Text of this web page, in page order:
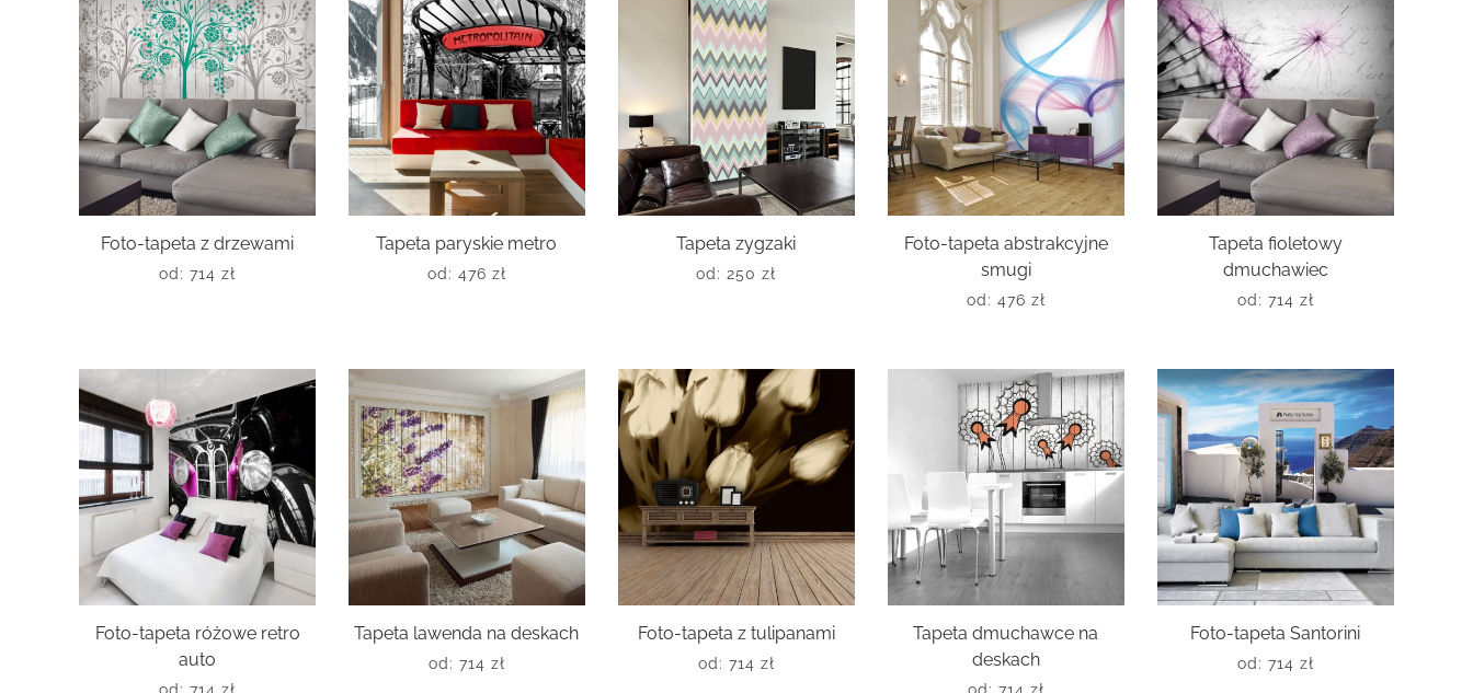
Foto-tapeta z drzewami
od: 714 zł
Tapeta paryskie metro
od: 476 zł
Tapeta zygzaki
od: 250zł
Foto-tapeta abstrakcyjne
smugi
od: 476 zł
Tapeta fioletowy
dmuchawiec
od: 714 zł
Foto-tapeta różowe retro
auto
Tapeta lawenda na deskach
od: 714 zł
Foto-tapeta z tulipanami
od: 714 zł
Tapeta dmuchawce na
deskach
Foto-tapeta Santorini
od: 714 zł